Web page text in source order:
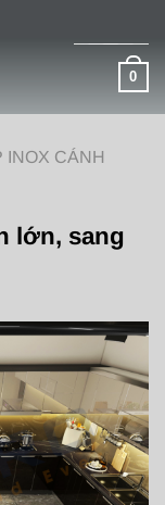
0
INOX CÁNH
lớn, sang